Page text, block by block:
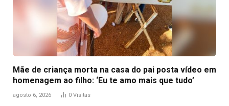
Mãe de criança morta na casa do pai posta vídeo em
homenagem ao filho: ‘Eu te amo mais que tudo’
agosto 6, 2026 0 Visitas